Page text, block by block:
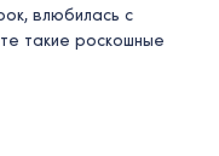
влюбилась с
такие роскошные